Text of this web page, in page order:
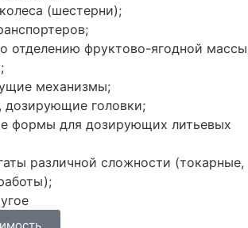
(шестерни);
отделению фруктово-ягодной массы
механизмы;
дозирующие головки;
формы для дозирующих литьевых
различной сложности (токарные,